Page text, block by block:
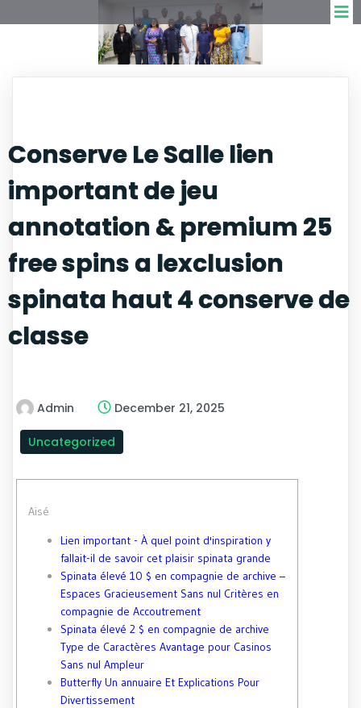
Conserve Le Salle lien
important de jeu
annotation & premium 25
free spins a lexclusion
spinata haut 4 conserve de
classe
Admin December 21, 2025
Uncategorized
Aisé
Lien important - À quel point d'inspiration y
fallait-il de savoir cet plaisir spinata grande
Spinata élevé 10 $ en compagnie de archive –
Espaces Gracieusement Sans nul Critères en
compagnie de Accoutrement
Spinata élevé 2 $ en compagnie de archive
Type de Caractères Avantage pour Casinos
Sans nul Ampleur
Butterfly Un annuaire Et Explications Pour
Divertissement